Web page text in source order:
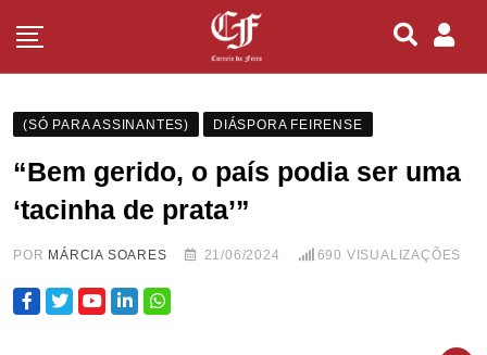
(SÓ PARA ASSINANTES) DIÁSPORA FEIRENSE
“Bem gerido, o país podia ser uma
‘tacinha de prata’”
POR MÁRCIA SOARES 21/06/2024 690 VISUALIZAÇÕES